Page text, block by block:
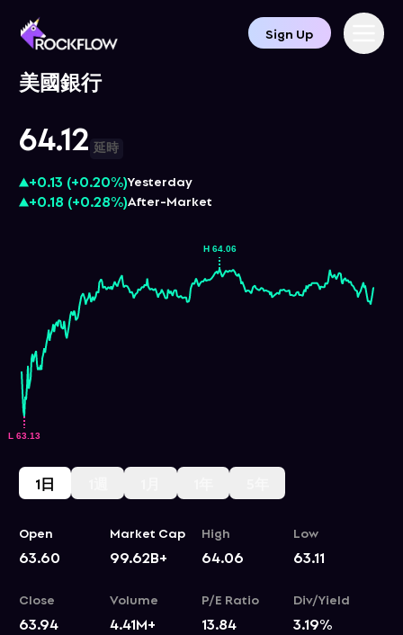
Sign Up
美國銀行
64.12 延時
+0.13 (+0.20%)Yesterday
+0.18 (+0.28%)After-Market
1日
Open
63.60
Market Cap
99.62B+
High
64.06
Low
63.11
Close
63.94
Volume
4.41M+
P/E Ratio
13.84
Div/Yield
3.19%